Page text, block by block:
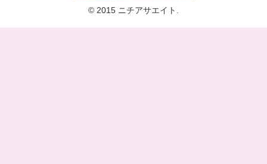
© 2015 ニチアサエイト.